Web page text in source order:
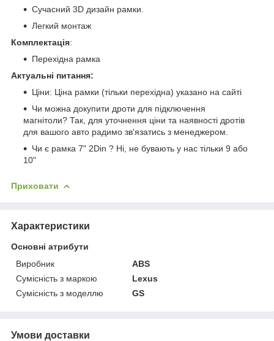
Сучасний 3D дизайн рамки.
Легкий монтаж
Комплектація:
Перехідна рамка
Актуальні питання:
Ціни: Ціна рамки (тільки перехідна) указано на сайті
Чи можна докупити дроти для підключення
магнітоли? Так, для уточнення ціни та наявності дротів
для вашого авто радимо зв'язатись з менеджером.
Чи є рамка 7" 2Din ? Ні, не бувають у нас тільки 9 або
10"
Приховати
Характеристики
Основні атрибути
Виробник
ABS
Сумісність з маркою
Lexus
Сумісність з моделлю
GS
Умови доставки